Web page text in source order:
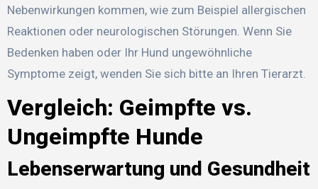
Nebenwirkungen kommen, wie zum Beispiel allergischen
Reaktionen oder neurologischen Störungen. Wenn Sie
Bedenken haben oder Ihr Hund ungewöhnliche
Symptome zeigt, wenden Sie sich bitte an Ihren Tierarzt.
Vergleich: Geimpfte vs.
Ungeimpfte Hunde
Lebenserwartung und Gesundheit